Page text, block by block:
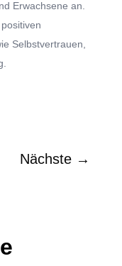
Erwachsene an.
Selbstvertrauen,
Nächste →